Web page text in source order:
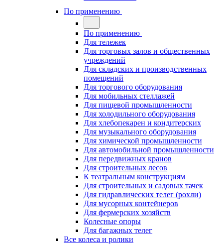
По применению
По применению
Для тележек
Для торговых залов и общественных
учреждений
Для складских и производственных
помещений
Для торгового оборудования
Для мобильных стеллажей
Для пищевой промышленности
Для холодильного оборудования
Для хлебопекарен и кондитерских
Для музыкального оборудования
Для химической промышленности
Для автомобильной промышленности
Для передвижных кранов
Для строительных лесов
К театральным конструкциям
Для строительных и садовых тачек
Для гидравлических телег (рохли)
Для мусорных контейнеров
Для фермерских хозяйств
Колесные опоры
Для багажных телег
Все колеса и ролики